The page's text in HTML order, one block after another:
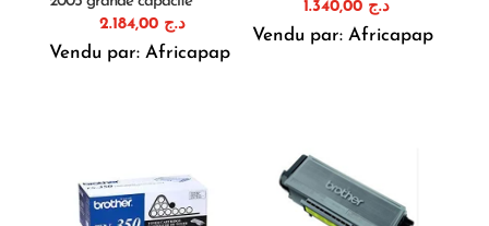
د.ج
Vendu par: Africapap
د.ج 1.340,00
Vendu par: Africapap